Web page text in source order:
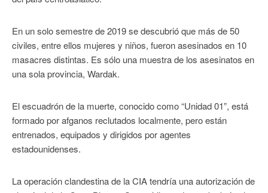
En un solo semestre de 2019 se descubrió que más de 50
civiles, entre ellos mujeres y niños, fueron asesinados en 10
masacres distintas. Es sólo una muestra de los asesinatos en
una sola provincia, Wardak.
El escuadrón de la muerte, conocido como “Unidad 01”, está
formado por afganos reclutados localmente, pero están
entrenados, equipados y dirigidos por agentes
estadounidenses.
La operación clandestina de la CIA tendría una autorización de